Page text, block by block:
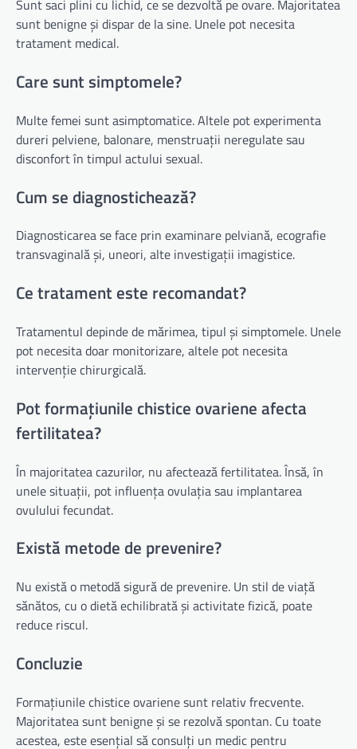
Sunt saci plini cu lichid, ce se dezvoltă pe ovare. Majoritatea
sunt benigne și dispar de la sine. Unele pot necesita
tratament medical.
Care sunt simptomele?
Multe femei sunt asimptomatice. Altele pot experimenta
dureri pelviene, balonare, menstruații neregulate sau
disconfort în timpul actului sexual.
Cum se diagnostichează?
Diagnosticarea se face prin examinare pelviană, ecografie
transvaginală și, uneori, alte investigații imagistice.
Ce tratament este recomandat?
Tratamentul depinde de mărimea, tipul și simptomele. Unele
pot necesita doar monitorizare, altele pot necesita
intervenție chirurgicală.
Pot formațiunile chistice ovariene afecta
fertilitatea?
În majoritatea cazurilor, nu afectează fertilitatea. Însă, în
unele situații, pot influența ovulația sau implantarea
ovulului fecundat.
Există metode de prevenire?
Nu există o metodă sigură de prevenire. Un stil de viață
sănătos, cu o dietă echilibrată și activitate fizică, poate
reduce riscul.
Concluzie
Formațiunile chistice ovariene sunt relativ frecvente.
Majoritatea sunt benigne și se rezolvă spontan. Cu toate
acestea, este esențial să consulți un medic pentru